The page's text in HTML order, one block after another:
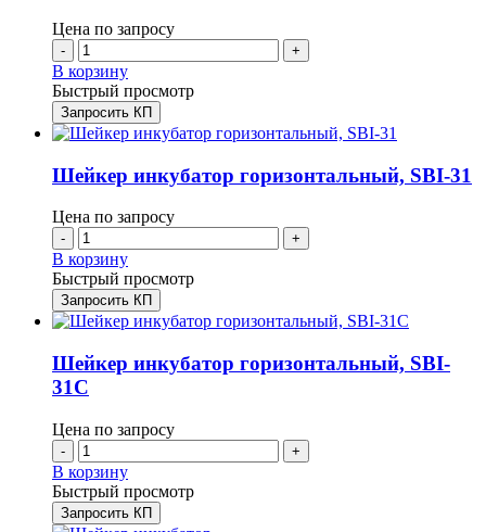
Цена по запросу
- +
В корзину
Быстрый просмотр
Запросить КП
Шейкер инкубатор горизонтальный, SBI-31
Цена по запросу
- +
В корзину
Быстрый просмотр
Запросить КП
Шейкер инкубатор горизонтальный, SBI-
31C
Цена по запросу
- +
В корзину
Быстрый просмотр
Запросить КП